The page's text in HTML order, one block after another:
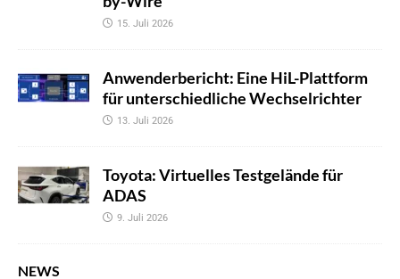
15. Juli 2026
Anwenderbericht: Eine HiL-Plattform
für unterschiedliche Wechselrichter
13. Juli 2026
Toyota: Virtuelles Testgelände für
ADAS
9. Juli 2026
NEWS